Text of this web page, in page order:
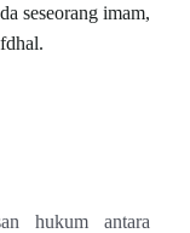
seseorang imam,
hukum antara